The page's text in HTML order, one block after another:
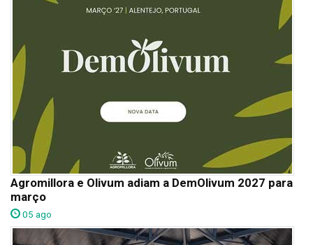
Agromillora e Olivum adiam a DemOlivum 2027 para
março
05 ago